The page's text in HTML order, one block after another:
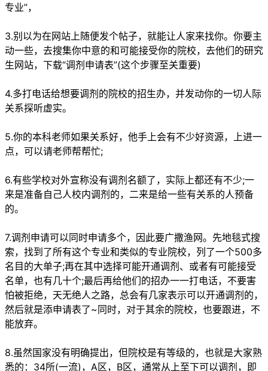
专业”，
3.别以为在网站上随便发个帖子，就能让人家来找你。你要主
动一些，去搜集你中意的和可能接受你的院校，去他们的研究
生网站，下载“调剂申请表”(这个步骤至关重要)
4.多打电话给想要调剂的院校的招生办，并发动你的一切人际
关系探听虚实。
5.你的本科老师如果关系好，他手上会有不少好资源，上进一
点，可以请老师帮帮忙;
6.有些学校对外宣称没有调剂名额了，实际上都还有不少;一
来是准备自己人校内调剂的，二来是给一些有关系的人预备
的。
7.调剂申请可以同时申请多个，因此要广撒渔网。先地毯式搜
索，找到了所有这个专业和类似的专业院校，列了一个500多
名目的大单子;再在其中选择可能开通调剂、或者有可能接受
名单，也有几十个;最后再给他们的招办一一打电话，不要害
怕被拒绝，天无绝人之路，总会有几家表示可以开通调剂的，
然后就是添申请表了~同时，对于其余的院校，也要跟进，不
能放弃。
8.虽然国家没有明确提出，但院校是有等级的，也就是大家熟
悉的：34所(一流)，A区，B区，通常从上至下可以调剂，即